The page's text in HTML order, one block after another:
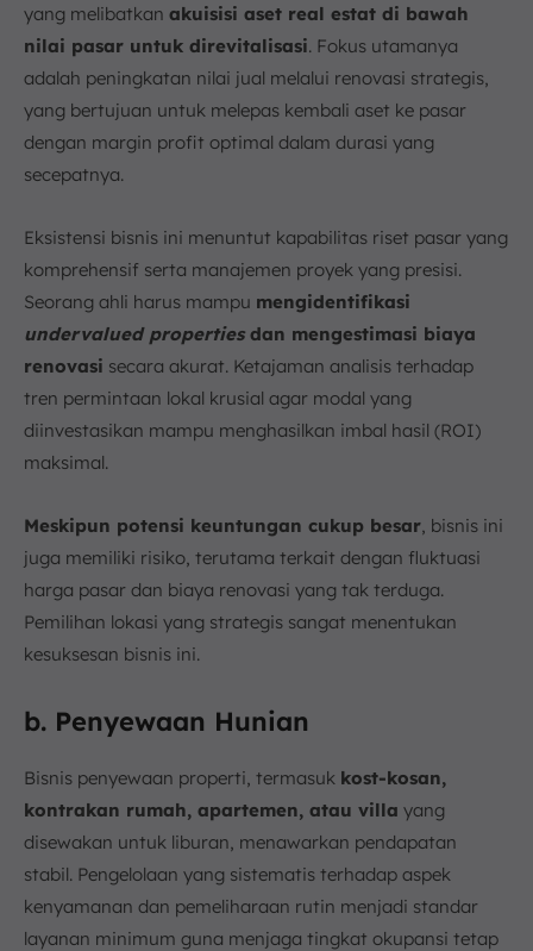
yang melibatkan akuisisi aset real estat di bawah
nilai pasar untuk direvitalisasi. Fokus utamanya
adalah peningkatan nilai jual melalui renovasi strategis,
yang bertujuan untuk melepas kembali aset ke pasar
dengan margin profit optimal dalam durasi yang
secepatnya.
Eksistensi bisnis ini menuntut kapabilitas riset pasar yang
komprehensif serta manajemen proyek yang presisi.
Seorang ahli harus mampu mengidentifikasi
undervalued propertiesdan mengestimasi biaya
renovasi secara akurat. Ketajaman analisis terhadap
tren permintaan lokal krusial agar modal yang
diinvestasikan mampu menghasilkan imbal hasil (ROI)
maksimal.
Meskipun potensi keuntungan cukup besar , bisnis ini
juga memiliki risiko, terutama terkait dengan fluktuasi
harga pasar dan biaya renovasi yang tak terduga.
Pemilihan lokasi yang strategis sangat menentukan
kesuksesan bisnis ini.
b. Penyewaan Hunian
Bisnis penyewaan properti, termasuk kost-kosan,
kontrakan rumah, apartemen, atau villa yang
disewakan untuk liburan, menawarkan pendapatan
stabil. Pengelolaan yang sistematis terhadap aspek
kenyamanan dan pemeliharaan rutin menjadi standar
layanan minimum guna menjaga tingkat okupansi tetap